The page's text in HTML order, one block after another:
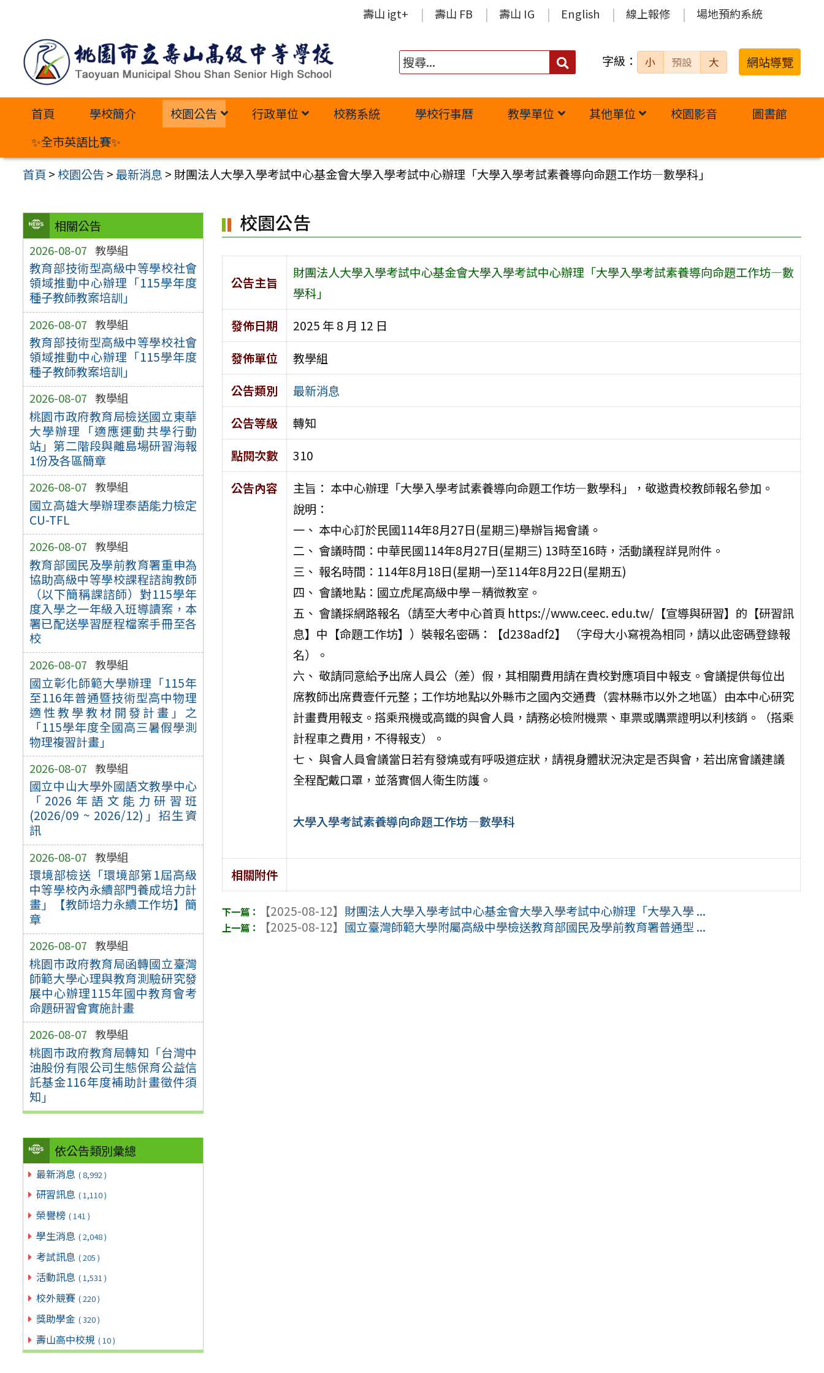
內
壽山 igt+ 壽山 FB 壽山 IG English 線上報修 場地預約系統
搜
字級： 小 預設 大 網站導覽
首頁 學校簡介 校園公告 行政單位 校務系統 學校行事曆 教學單位 其他單位 校園影音
圖書館
✨全市英語比賽✨
首頁 >校園公告 >最新消息 > 財團法人大學入學考試中心基金會大學入學考試中心辦理「大學入學考試素養導向命題工作坊—數學科」
相關公告
2026-08-07 教學組
教育部技術型高級中等學校社會
領域推動中心辦理「115學年度
種子教師教案培訓」
2026-08-07 教學組
教育部技術型高級中等學校社會
領域推動中心辦理「115學年度
種子教師教案培訓」
2026-08-07 教學組
桃園市政府教育局檢送國立東華
大學辦理「適應運動共學行動
站」第二階段與離島場研習海報
1份及各區簡章
2026-08-07 教學組
國立高雄大學辦理泰語能力檢定
CU-TFL
2026-08-07 教學組
教育部國民及學前教育署重申為
協助高級中等學校課程諮詢教師
（以下簡稱課諮師）對115學年
度入學之一年級入班導讀案，本
署已配送學習歷程檔案手冊至各
校
2026-08-07 教學組
國立彰化師範大學辦理「115年
至116年普通暨技術型高中物理
適性教學教材開發計畫」之
「115學年度全國高三暑假學測
物理複習計畫」
2026-08-07 教學組
國立中山大學外國語文教學中心
「2026年語文能力研習班
(2026/09 ~ 2026/12)」招生資
訊
2026-08-07 教學組
環境部檢送「環境部第1屆高級
中等學校內永續部門養成培力計
畫」【教師培力永續工作坊】簡
章
2026-08-07 教學組
桃園市政府教育局函轉國立臺灣
師範大學心理與教育測驗研究發
展中心辦理115年國中教育會考
命題研習會實施計畫
2026-08-07 教學組
桃園市政府教育局轉知「台灣中
油股份有限公司生態保育公益信
託基金116年度補助計畫徵件須
知」
依公告類別彙總
最新消息 ( 8,992 )
研習訊息 ( 1,110 )
榮譽榜 ( 141 )
學生消息 ( 2,048 )
考試訊息 ( 205 )
活動訊息 ( 1,531 )
校外競賽 ( 220 )
獎助學金 ( 320 )
壽山高中校規 ( 10 )
校園公告
公告主旨
財團法人大學入學考試中心基金會大學入學考試中心辦理「大學入學考試素養導向命題工作坊—數
學科」
發佈日期
2025 年 8 月 12 日
發佈單位
教學組
公告類別
最新消息
公告等級
轉知
點閱次數
310
公告內容
主旨： 本中心辦理「大學入學考試素養導向命題工作坊—數學科」，敬邀貴校教師報名參加。
說明：
一、 本中心訂於民國114年8月27日(星期三)舉辦旨揭會議。
二、 會議時間：中華民國114年8月27日(星期三) 13時至16時，活動議程詳見附件。
三、 報名時間：114年8月18日(星期一)至114年8月22日(星期五)
四、 會議地點：國立虎尾高級中學－精微教室。
五、 會議採網路報名（請至大考中心首頁 https://www.ceec. edu.tw/【宣導與研習】的【研習訊
息】中【命題工作坊】）裝報名密碼：【d238adf2】 （字母大小寫視為相同，請以此密碼登錄報
名）。
六、 敬請同意給予出席人員公（差）假，其相關費用請在貴校對應項目中報支。會議提供每位出
席教師出席費壹仟元整；工作坊地點以外縣市之國內交通費（雲林縣市以外之地區）由本中心研究
計畫費用報支。搭乘飛機或高鐵的與會人員，請務必檢附機票、車票或購票證明以利核銷。（搭乘
計程車之費用，不得報支）。
七、 與會人員會議當日若有發燒或有呼吸道症狀，請視身體狀況決定是否與會，若出席會議建議
全程配戴口罩，並落實個人衛生防護。
大學入學考試素養導向命題工作坊—數學科
相關附件
【2025-08-12】 財團法人大學入學考試中心基金會大學入學考試中心辦理「大學入學 ...
【2025-08-12】 國立臺灣師範大學附屬高級中學檢送教育部國民及學前教育署普通型 ...